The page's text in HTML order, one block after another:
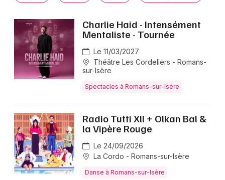
Manifestations
Foires & salons
Spectacles
Sports
Soirées
Sorties famille
Mulhouse
Montpellier
Nantes
Paris
Strasbourg
Toulouse
Toutes les villes
Charlie Haid - Intensément
Mentaliste - Tournée
Le 11/03/2027
Théâtre Les Cordeliers - Romans-
sur-Isère
Spectacles à Romans-sur-Isère
Radio Tutti Xll + Olkan Bal &
la Vipère Rouge
Le 24/09/2026
La Cordo - Romans-sur-Isère
Danse à Romans-sur-Isère